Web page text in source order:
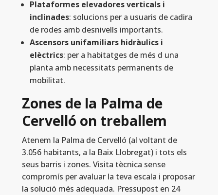
Plataformes elevadores verticals i
inclinades: solucions per a usuaris de cadira
de rodes amb desnivells importants.
Ascensors unifamiliars hidràulics i
elèctrics: per a habitatges de més d una
planta amb necessitats permanents de
mobilitat.
Zones de la Palma de
Cervelló on treballem
Atenem la Palma de Cervelló (al voltant de
3.056 habitants, a la Baix Llobregat) i tots els
seus barris i zones. Visita tècnica sense
compromís per avaluar la teva escala i proposar
la solució més adequada. Pressupost en 24